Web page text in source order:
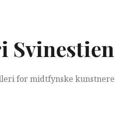
Svinestien
for midtfynske kunstnere